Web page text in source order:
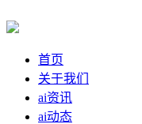
首页
关于我们
ai资讯
ai动态